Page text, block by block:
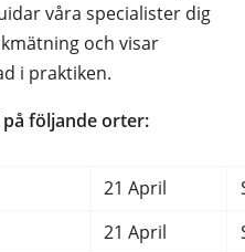
våra specialister dig
och visar
i praktiken.
på följande orter:
21 April
21 April